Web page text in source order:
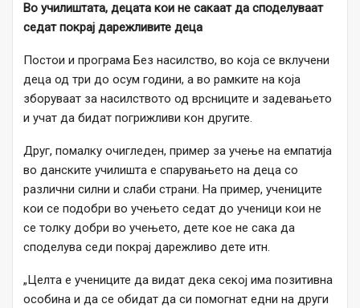
Во училиштата, децата кои не сакаат да споделуваат
седат покрај дарежливите деца
Постои и програма Без насилство, во која се вклучени
деца од три до осум години, а во рамките на која
зборуваат за насилството од врсниците и задевањето
и учат да бидат погрижливи кон другите.
Друг, помалку очигледен, пример за учење на емпатија
во данските училишта е спарувањето на деца со
различни силни и слаби страни. На пример, учениците
кои се подобри во учењето седат до ученици кои не
се толку добри во учењето, дете кое не сака да
споделува седи покрај дарежливо дете итн.
„Целта е учениците да видат дека секој има позитивна
особина и да се обидат да си помогнат едни на други